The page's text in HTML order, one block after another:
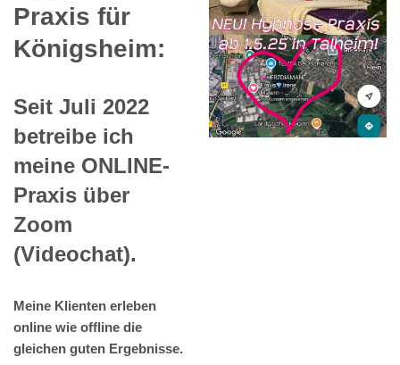
Praxis für
Königsheim:
Seit Juli 2022
betreibe ich
meine ONLINE-
Praxis über
Zoom
(Videochat).
Meine Klienten erleben
online wie offline die
gleichen guten Ergebnisse.